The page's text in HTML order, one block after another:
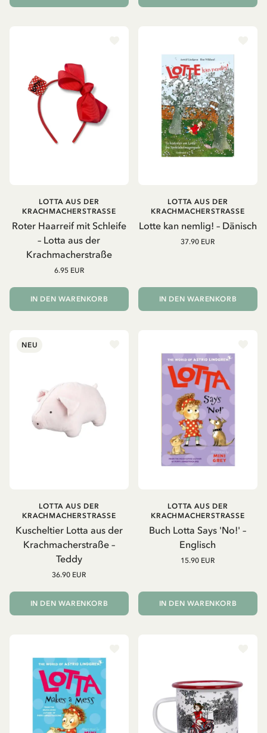
Roter Haarreif mit Schleife
– Lotta aus der
Krachmacherstraße
LOTTA AUS DER
KRACHMACHERSTRASSE
6.95 EUR
IN DEN WARENKORB
Lotte kan nemlig! – Dänisch
LOTTA AUS DER
KRACHMACHERSTRASSE
37.90 EUR
IN DEN WARENKORB
NEU
Kuscheltier Lotta aus der
Krachmacherstraße –
Teddy
LOTTA AUS DER
KRACHMACHERSTRASSE
36.90 EUR
IN DEN WARENKORB
Buch Lotta Says 'No!' –
Englisch
LOTTA AUS DER
KRACHMACHERSTRASSE
15.90 EUR
IN DEN WARENKORB